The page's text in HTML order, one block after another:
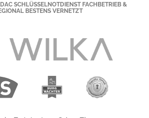
SCHLÜSSELNOTDIENST FACHBETRIEB &
BESTENS VERNETZT